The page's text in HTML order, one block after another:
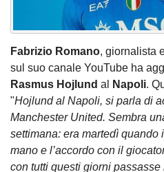
Fabrizio Romano, giornalista
sul suo canale YouTube ha
Rasmus Hojlund al Napoli.
"Hojlund al Napoli, si parla di
Manchester United. Sembra
settimana: era martedì quando
mano e l’accordo con il
con tutti questi giorni